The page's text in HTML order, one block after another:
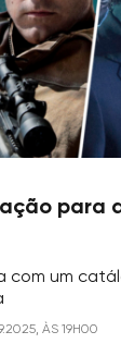
para
com um
ÀS 19H00